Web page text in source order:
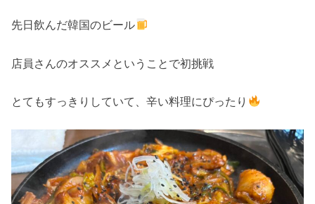
先日飲んだ韓国のビール
店員さんのオススメということで初挑戦
とてもすっきりしていて、辛い料理にぴったり